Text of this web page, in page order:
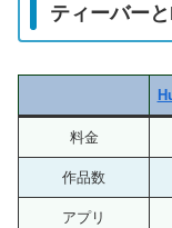
ティーバー
料金
作品数
アプリ